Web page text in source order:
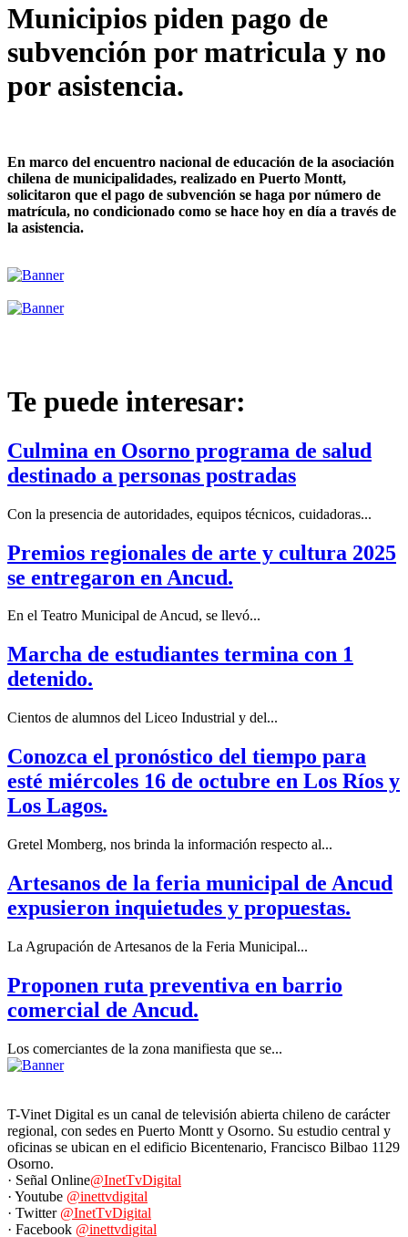
Municipios piden pago de
subvención por matricula y no
por asistencia.
En marco del encuentro nacional de educación de la asociación
chilena de municipalidades, realizado en Puerto Montt,
solicitaron que el pago de subvención se haga por número de
matrícula, no condicionado como se hace hoy en día a través de
la asistencia.
Te puede interesar:
Culmina en Osorno programa de salud
destinado a personas postradas
Con la presencia de autoridades, equipos técnicos, cuidadoras...
Premios regionales de arte y cultura 2025
se entregaron en Ancud.
En el Teatro Municipal de Ancud, se llevó...
Marcha de estudiantes termina con 1
detenido.
Cientos de alumnos del Liceo Industrial y del...
Conozca el pronóstico del tiempo para
esté miércoles 16 de octubre en Los Ríos y
Los Lagos.
Gretel Momberg, nos brinda la información respecto al...
Artesanos de la feria municipal de Ancud
expusieron inquietudes y propuestas.
La Agrupación de Artesanos de la Feria Municipal...
Proponen ruta preventiva en barrio
comercial de Ancud.
Los comerciantes de la zona manifiesta que se...
T-Vinet Digital es un canal de televisión abierta chileno de carácter
regional, con sedes en Puerto Montt y Osorno. Su estudio central y
oficinas se ubican en el edificio Bicentenario, Francisco Bilbao 1129
Osorno.
· Señal Online@InetTvDigital
· Youtube @inettvdigital
· Twitter @InetTvDigital
· Facebook @inettvdigital